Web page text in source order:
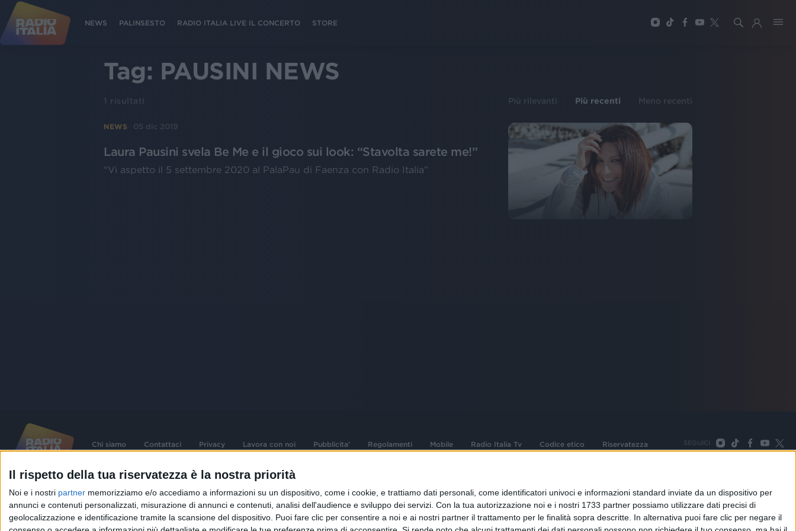
Il rispetto della tua riservatezza è la nostra priorità
Noi e i nostri partner memorizziamo e/o accediamo a informazioni su un dispositivo, come i cookie, e trattiamo dati personali, come identificatori univoci e informazioni standard inviate da un dispositivo per
annunci e contenuti personalizzati, misurazione di annunci e contenuti, analisi dell'audience e sviluppo dei servizi. Con la tua autorizzazione noi e i nostri 1733 partner possiamo utilizzare dati precisi di
geolocalizzazione e identificazione tramite la scansione del dispositivo. Puoi fare clic per consentire a noi e ai nostri partner il trattamento per le finalità sopra descritte. In alternativa puoi fare clic per negare il
NEWS PALINSESTO RADIO ITALIA LIVE IL CONCERTO STORE
Tag: PAUSINI NEWS
1 risultati Più rilevanti Più recenti Meno recenti
NEWS 05 dic 2019
Laura Pausini svela Be Me e il gioco sui look: “Stavolta sarete me!”
“Vi aspetto il 5 settembre 2020 al PalaPau di Faenza con Radio Italia”
Chi siamo Contattaci Privacy Lavora con noi Pubblicita' Regolamenti Mobile Radio Italia Tv Codice etico Riservatezza SEGUICI
©2026RADIO ITALIA S.p.A. P.IVA 06832230152 | Tutti i diritti riservati. Per le opere dell'ingegno
contenute nel sito sono stati assolti gli obblighi derivanti dalla normativa dei diritti d'autore e dei diritti
connessi.
Capitale Sociale € 580.000,00 interamente versato. Iscr. Reg. Imprese Milano - C.F. e n° iscrizione
Sede Amministrativa: Viale Europa 49, 20093 Cologno Monzese (Mi) |Tel. +39 02 254441 | Fax +39
02 25444220
Sede Legale: Via Savona 97, 20144 Milano
TORNA SU